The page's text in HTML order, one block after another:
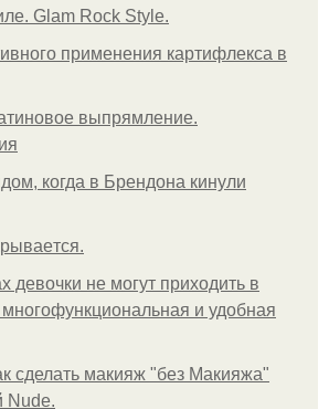
Glam Rock Style.
применения картифлекса в
выпрямление.
когда в Брендона кинули
девочки не могут приходить в
многофункциональная и удобная
сделать макияж "без Макияжа"
Nude.